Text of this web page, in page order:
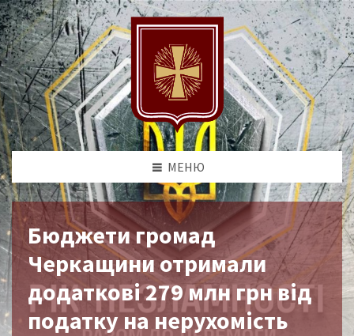
МЕНЮ
Бюджети громад
Черкащини отримали
додаткові 279 млн грн від
податку на нерухомість